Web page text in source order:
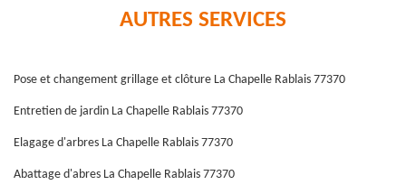
AUTRES SERVICES
Pose et changement grillage et clôture La Chapelle Rablais 77370
Entretien de jardin La Chapelle Rablais 77370
Elagage d'arbres La Chapelle Rablais 77370
Abattage d'abres La Chapelle Rablais 77370